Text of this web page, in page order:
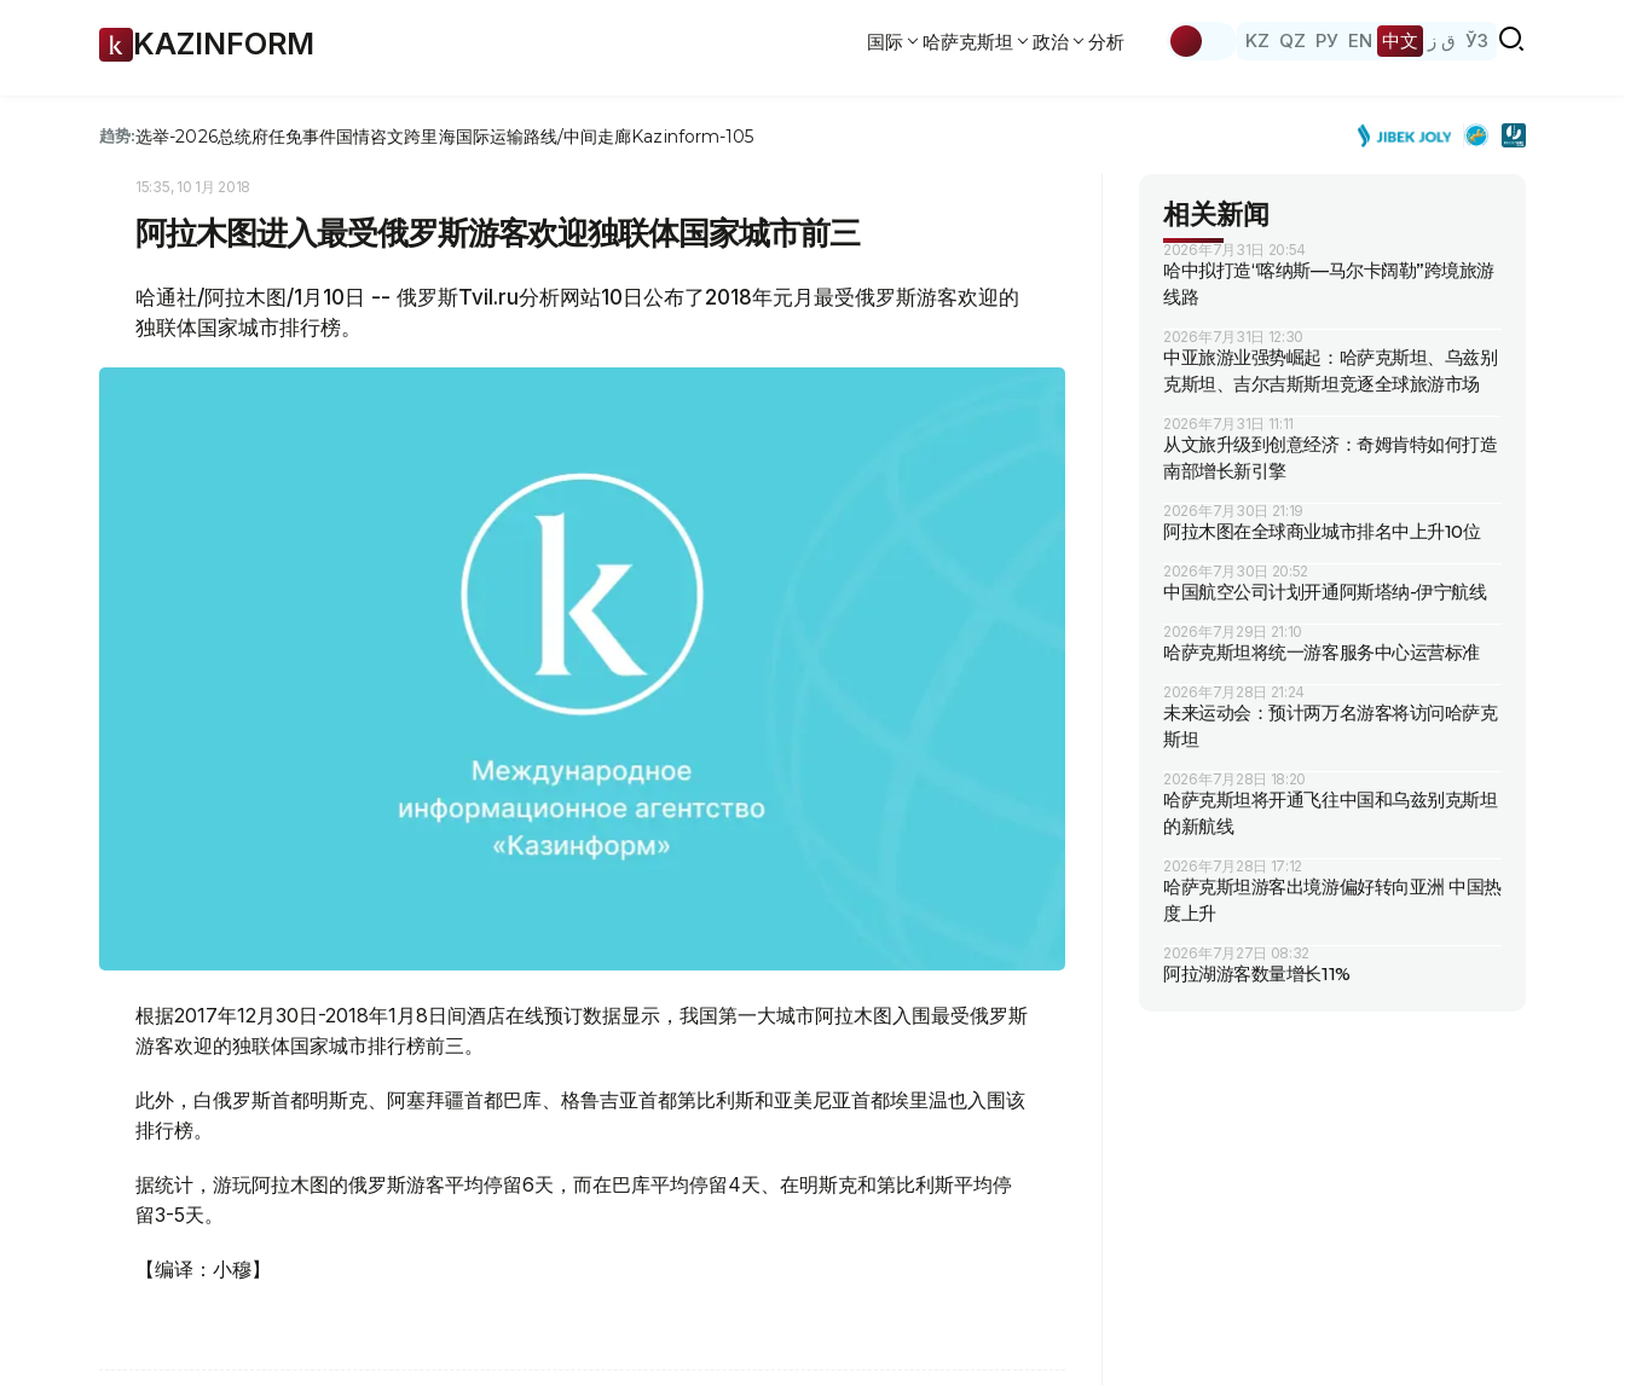
KAZINFORM 国际 哈萨克斯坦 政治 分析 KZ QZ РУ EN 中文 ق ز ЎЗ
趋势:选举-2026总统府任免事件国情咨文跨里海国际运输路线/中间走廊Kazinform-105
15:35, 10 1月 2018
阿拉木图进入最受俄罗斯游客欢迎独联体国家城市前三
哈通社/阿拉木图/1月10日 -- 俄罗斯Tvil.ru分析网站10日公布了2018年元月最受俄罗斯游客欢迎的
独联体国家城市排行榜。
根据2017年12月30日-2018年1月8日间酒店在线预订数据显示，我国第一大城市阿拉木图入围最受俄罗斯
游客欢迎的独联体国家城市排行榜前三。
此外，白俄罗斯首都明斯克、阿塞拜疆首都巴库、格鲁吉亚首都第比利斯和亚美尼亚首都埃里温也入围该
排行榜。
据统计，游玩阿拉木图的俄罗斯游客平均停留6天，而在巴库平均停留4天、在明斯克和第比利斯平均停
留3-5天。
【编译：小穆】
相关新闻
2026年7月31日 20:54
哈中拟打造“喀纳斯—马尔卡阔勒”跨境旅游
线路
2026年7月31日 12:30
中亚旅游业强势崛起：哈萨克斯坦、乌兹别
克斯坦、吉尔吉斯斯坦竞逐全球旅游市场
2026年7月31日 11:11
从文旅升级到创意经济：奇姆肯特如何打造
南部增长新引擎
2026年7月30日 21:19
阿拉木图在全球商业城市排名中上升10位
2026年7月30日 20:52
中国航空公司计划开通阿斯塔纳-伊宁航线
2026年7月29日 21:10
哈萨克斯坦将统一游客服务中心运营标准
2026年7月28日 21:24
未来运动会：预计两万名游客将访问哈萨克
斯坦
2026年7月28日 18:20
哈萨克斯坦将开通飞往中国和乌兹别克斯坦
的新航线
2026年7月28日 17:12
哈萨克斯坦游客出境游偏好转向亚洲 中国热
度上升
2026年7月27日 08:32
阿拉湖游客数量增长11%